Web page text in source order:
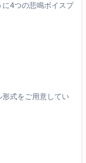
4つの悲鳴ボイスプ
式をご用意してい